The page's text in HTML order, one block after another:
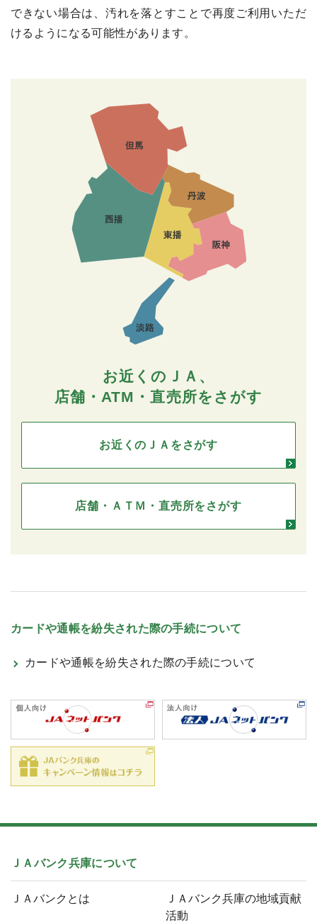
できない場合は、汚れを落とすことで再度ご利用いただ
けるようになる可能性があります。
お近くのＪＡ、
店舗・ATM・直売所をさがす
お近くのＪＡをさがす
店舗・ＡＴＭ・直売所をさがす
カードや通帳を紛失された際の手続について
カードや通帳を紛失された際の手続について
ＪＡバンク兵庫について
ＪＡバンクとは
ＪＡバンク兵庫の地域貢献
活動